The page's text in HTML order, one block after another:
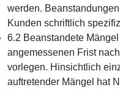
werden.
Kunden schriftlich
6.2 Beanstandete
angemessenen Frist
vorlegen. Hinsichtlich
auftretender Mängel hat